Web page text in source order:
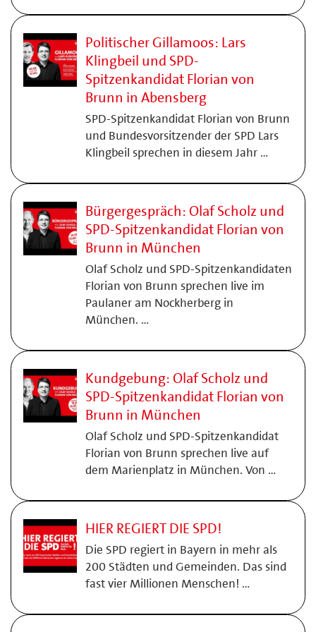
Politischer Gillamoos: Lars
Klingbeil und SPD-
Spitzenkandidat Florian von
Brunn in Abensberg
SPD-Spitzenkandidat Florian von Brunn
und Bundesvorsitzender der SPD Lars
Klingbeil sprechen in diesem Jahr …
Bürgergespräch: Olaf Scholz und
SPD-Spitzenkandidat Florian von
Brunn in München
Olaf Scholz und SPD-Spitzenkandidaten
Florian von Brunn sprechen live im
Paulaner am Nockherberg in
München. …
Kundgebung: Olaf Scholz und
SPD-Spitzenkandidat Florian von
Brunn in München
Olaf Scholz und SPD-Spitzenkandidat
Florian von Brunn sprechen live auf
dem Marienplatz in München. Von …
HIER REGIERT DIE SPD!
Die SPD regiert in Bayern in mehr als
200 Städten und Gemeinden. Das sind
fast vier Millionen Menschen! …